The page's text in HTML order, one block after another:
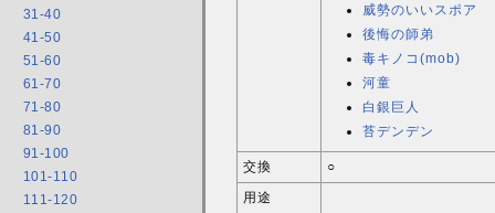
31-40
41-50
51-60
61-70
71-80
81-90
91-100
101-110
111-120
威勢のいいスポア
後悔の師弟
毒キノコ(mob)
河童
白銀巨人
苔デンデン
交換
○
用途